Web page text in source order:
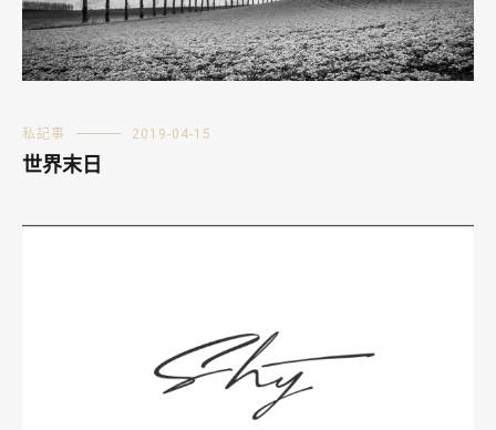
私記事 2019-04-15
世界末日